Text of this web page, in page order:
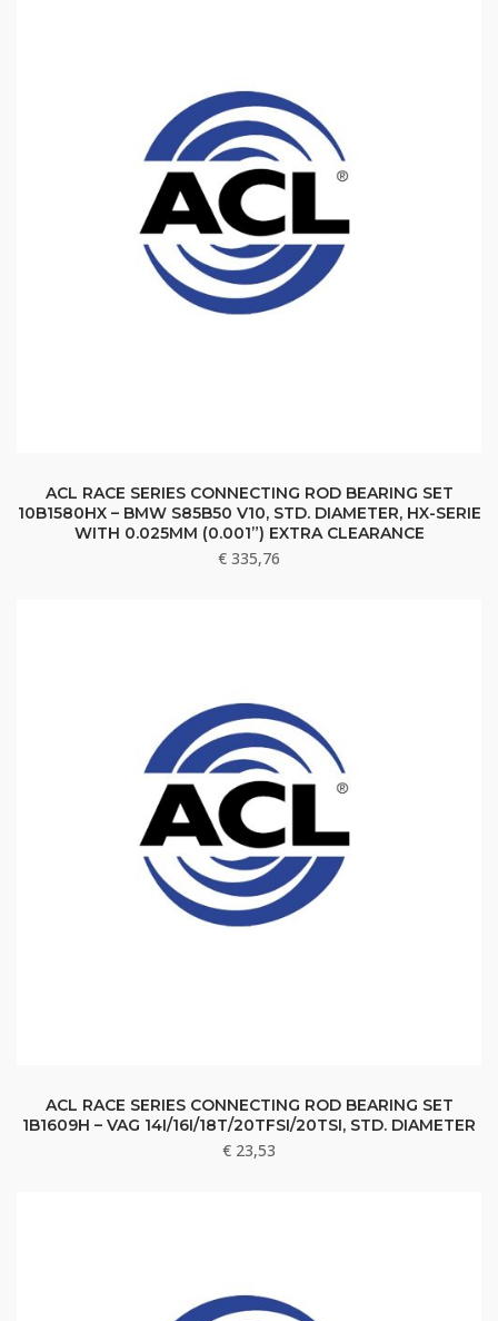
ACL RACE SERIES CONNECTING ROD BEARING SET
10B1580HX – BMW S85B50 V10, STD. DIAMETER, HX-SERIE
WITH 0.025MM (0.001”) EXTRA CLEARANCE
€ 335,76
ACL RACE SERIES CONNECTING ROD BEARING SET
1B1609H – VAG 14I/16I/18T/20TFSI/20TSI, STD. DIAMETER
€ 23,53